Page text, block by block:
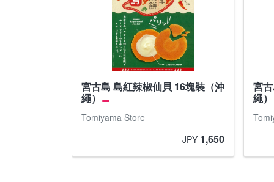
宮古島 島紅辣椒仙貝 16塊裝（沖
繩）
Tomiyama Store
JPY 1,650
宮
繩）